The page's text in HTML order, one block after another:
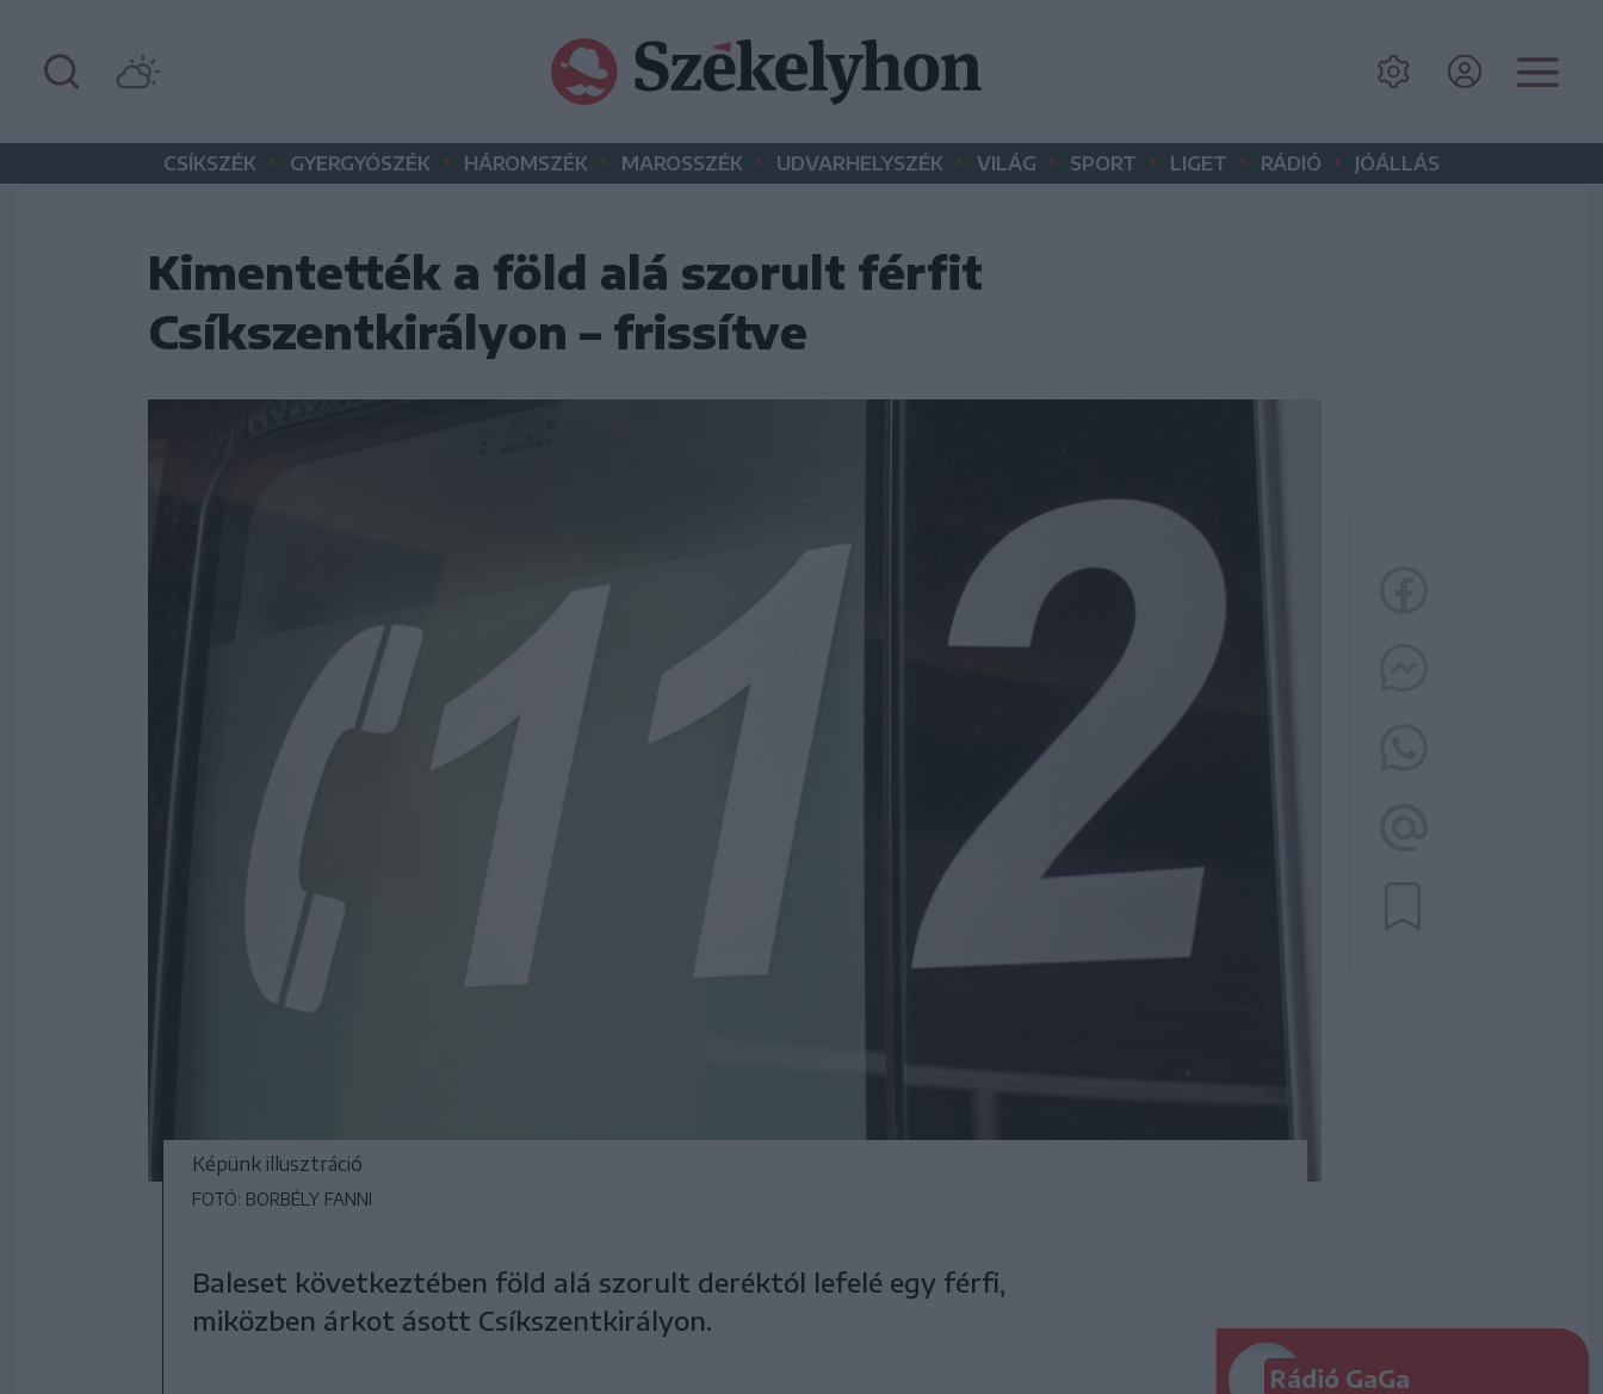
CSÍKSZÉK • GYERGYÓSZÉK • HÁROMSZÉK • MAROSSZÉK • UDVARHELYSZÉK • VILÁG • SPORT • LIGET • RÁDIÓ • JÓÁLLÁS
Kimentették a föld alá szorult férfit
Csíkszentkirályon – frissítve
Képünk illusztráció
FOTÓ: BORBÉLY FANNI
Baleset következtében föld alá szorult deréktól lefelé egy férfi,
miközben árkot ásott Csíkszentkirályon.
Rádió GaGa